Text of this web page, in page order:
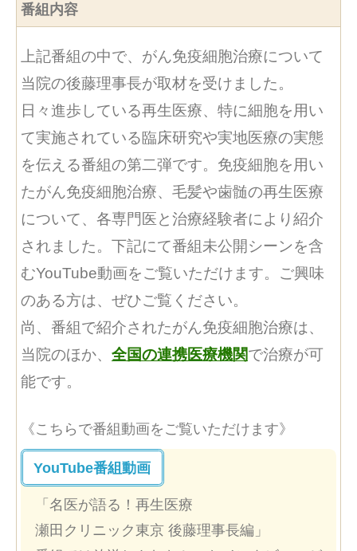
番組内容
上記番組の中で、がん免疫細胞治療について
当院の後藤理事長が取材を受けました。
日々進歩している再生医療、特に細胞を用い
て実施されている臨床研究や実地医療の実態
を伝える番組の第二弾です。免疫細胞を用い
たがん免疫細胞治療、毛髪や歯髄の再生医療
について、各専門医と治療経験者により紹介
されました。下記にて番組未公開シーンを含
むYouTube動画をご覧いただけます。ご興味
のある方は、ぜひご覧ください。
尚、番組で紹介されたがん免疫細胞治療は、
当院のほか、 全国の連携医療機関で治療が可
能です。
《こちらで番組動画をご覧いただけます》
YouTube番組動画
「名医が語る！再生医療
瀬田クリニック東京 後藤理事長編」